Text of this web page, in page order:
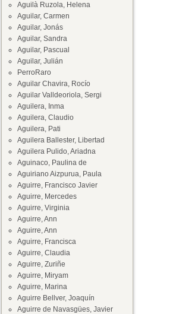
Aguilà Ruzola, Helena
Aguilar, Carmen
Aguilar, Jonás
Aguilar, Sandra
Aguilar, Pascual
Aguilar, Julián
PerroRaro
Aguilar Chavira, Rocío
Aguilar Valldeoriola, Sergi
Aguilera, Inma
Aguilera, Claudio
Aguilera, Pati
Aguilera Ballester, Libertad
Aguilera Pulido, Ariadna
Aguinaco, Paulina de
Aguiriano Aizpurua, Paula
Aguirre, Francisco Javier
Aguirre, Mercedes
Aguirre, Virginia
Aguirre, Ann
Aguirre, Ann
Aguirre, Francisca
Aguirre, Claudia
Aguirre, Zuriñe
Aguirre, Miryam
Aguirre, Marina
Aguirre Bellver, Joaquín
Aguirre de Navasgües, Javier